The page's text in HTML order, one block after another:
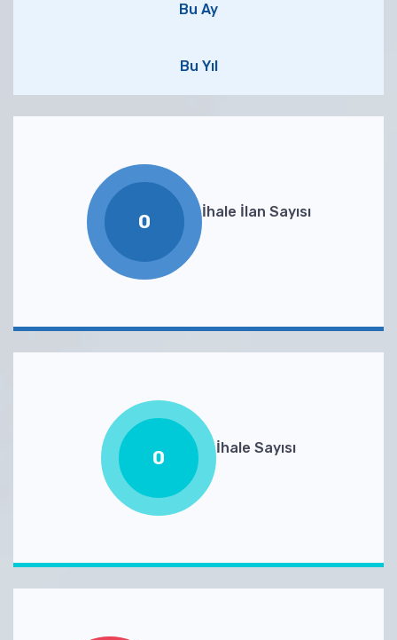
Bu Ay
Bu Yıl
0 İhale İlan Sayısı
0 İhale Sayısı